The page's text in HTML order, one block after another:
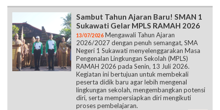
Sambut Tahun Ajaran Baru! SMAN 1
Sukawati Gelar MPLS RAMAH 2026
13/07/2026 Mengawali Tahun Ajaran
2026/2027 dengan penuh semangat, SMA
Negeri 1 Sukawati menyelenggarakan Masa
Pengenalan Lingkungan Sekolah (MPLS)
RAMAH 2026 pada Senin, 13 Juli 2026.
Kegiatan ini bertujuan untuk membekali
peserta didik baru agar lebih mengenal
lingkungan sekolah, mengembangkan potensi
diri, serta mempersiapkan diri mengikuti
proses pembelajaran.